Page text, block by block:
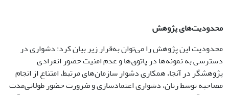
محدودیت‌های پژوهش
محدودیت این پژوهش را می‌توان به‌قرار زیر بیان کرد: دشواری در
دسترسی به نمونه‌ها در پاتوق‌ها و عدم امنیت حضور انفرادی
پژوهشگر در آنجا، همکاری دشوار سازمان‌های مرتبط، امتناع از انجام
مصاحبه توسط زنان، دشواری اعتمادسازی و ضرورت حضور طولانی‌مدت